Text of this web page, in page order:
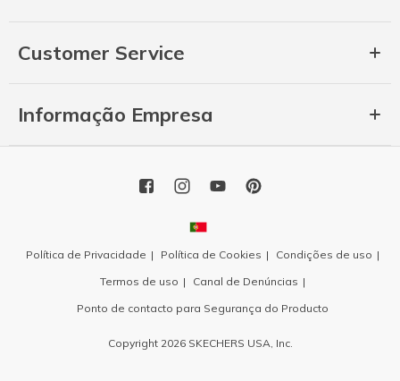
Customer Service
Informação Empresa
Política de Privacidade Política de Cookies
Condições de uso
Termos de uso
Canal de Denúncias
Ponto de contacto para Segurança do Producto
Copyright 2026 SKECHERS USA, Inc.